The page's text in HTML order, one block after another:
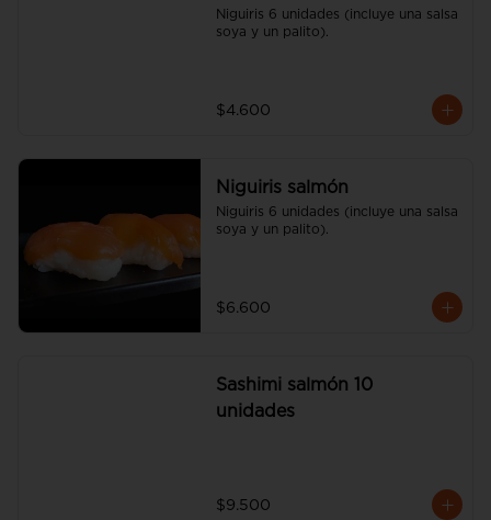
Niguiris 6 unidades (incluye una salsa
soya y un palito).
$4.600
Niguiris salmón
Niguiris 6 unidades (incluye una salsa
soya y un palito).
$6.600
Sashimi salmón 10
unidades
$9.500